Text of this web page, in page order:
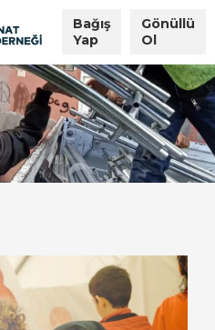
Bağış
Yap
Gönüllü
Ol